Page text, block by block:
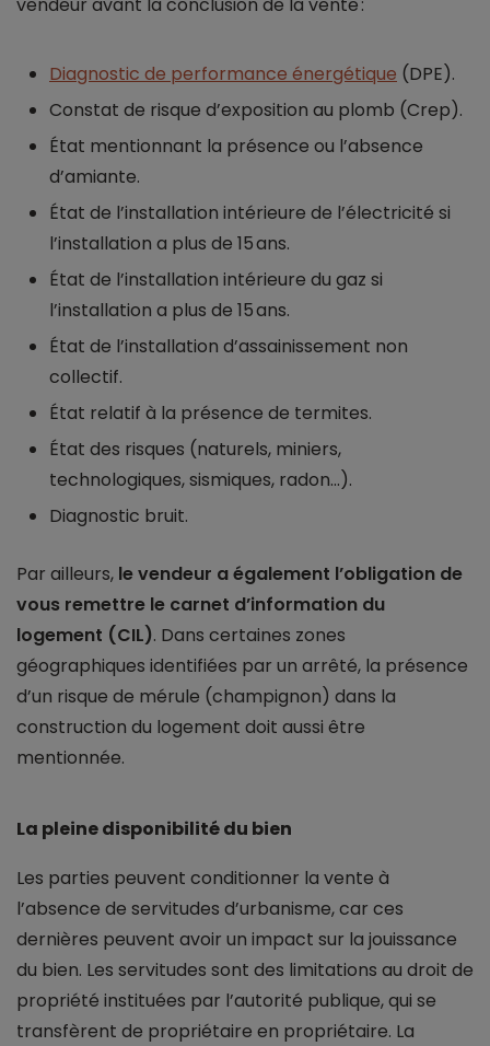
Diagnostic de performance énergétique (DPE).
Constat de risque d’exposition au plomb (Crep).
État mentionnant la présence ou l’absence
d’amiante.
État de l’installation intérieure de l’électricité si
l’installation a plus de 15 ans.
État de l’installation intérieure du gaz si
l’installation a plus de 15 ans.
État de l’installation d’assainissement non
collectif.
État relatif à la présence de termites.
État des risques (naturels, miniers,
technologiques, sismiques, radon…).
Diagnostic bruit.
Par ailleurs, le vendeur a également l’obligation de
vous remettre le carnet d’information du
logement (CIL). Dans certaines zones
géographiques identifiées par un arrêté, la présence
d’un risque de mérule (champignon) dans la
construction du logement doit aussi être
mentionnée.
La pleine disponibilité du bien
Les parties peuvent conditionner la vente à
l’absence de servitudes d’urbanisme, car ces
dernières peuvent avoir un impact sur la jouissance
du bien. Les servitudes sont des limitations au droit de
propriété instituées par l’autorité publique, qui se
transfèrent de propriétaire en propriétaire. La